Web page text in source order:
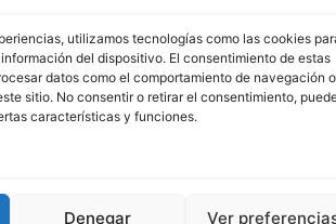
utilizamos tecnologías como las cookies
del dispositivo. El consentimiento de estas
datos como el comportamiento de navegación
sitio. No consentir o retirar el consentimiento,
características y funciones.
Denegar Ver
Lunes a
09:00 – 14:00
16:00 –